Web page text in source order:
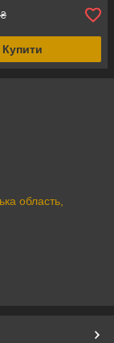
Купити
область,